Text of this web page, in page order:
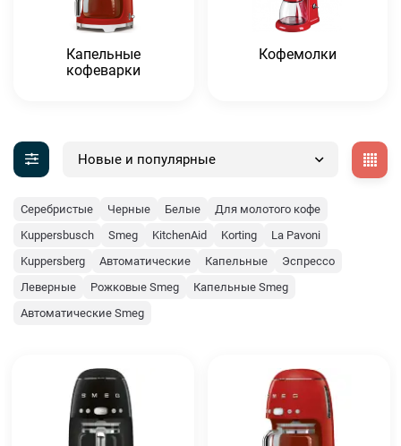
Капельные
кофеварки
Кофемолки
Новые и популярные
Серебристые Черные Белые
Для молотого кофе
Kuppersbusch
Smeg KitchenAid Korting
La Pavoni
Kuppersberg
Автоматические Капельные
Эспрессо
Леверные
Рожковые Smeg
Капельные Smeg
Автоматические Smeg